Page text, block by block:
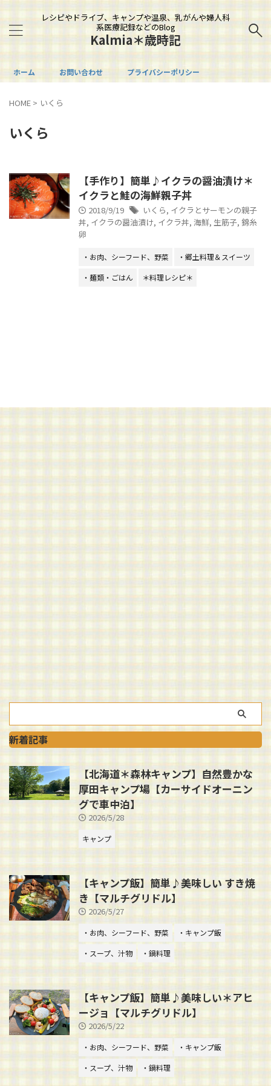
レシピやドライブ、キャンプや温泉、乳がんや婦人科
系医療記録などのBlog
Kalmia＊歳時記
ホーム お問い合わせ プライバシーポリシー
HOME > いくら
いくら
【手作り】簡単♪イクラの醤油漬け＊
イクラと鮭の海鮮親子丼
2018/9/19 いくら, イクラとサーモンの親子
丼, イクラの醤油漬け, イクラ丼, 海鮮, 生筋子, 錦糸
卵
・お肉、シーフード、野菜
・郷土料理＆スイーツ
・麺類・ごはん
＊料理レシピ＊
新着記事
【北海道＊森林キャンプ】自然豊かな
厚田キャンプ場【カーサイドオーニン
グで車中泊】
2026/5/28
キャンプ
【キャンプ飯】簡単♪美味しい すき焼
き【マルチグリドル】
2026/5/27
・お肉、シーフード、野菜
・キャンプ飯
・スープ、汁物
・鍋料理
【キャンプ飯】簡単♪美味しい＊アヒ
ージョ【マルチグリドル】
2026/5/22
・お肉、シーフード、野菜
・キャンプ飯
・スープ、汁物
・鍋料理